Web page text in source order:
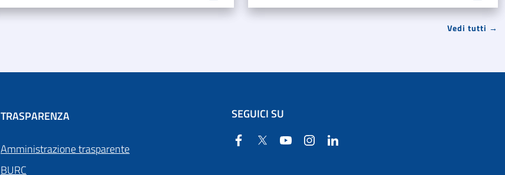
Vedi tutti →
TRASPARENZA
Amministrazione trasparente
BURC
SEGUICI SU
Facebook
Twitter YouTube Instagram